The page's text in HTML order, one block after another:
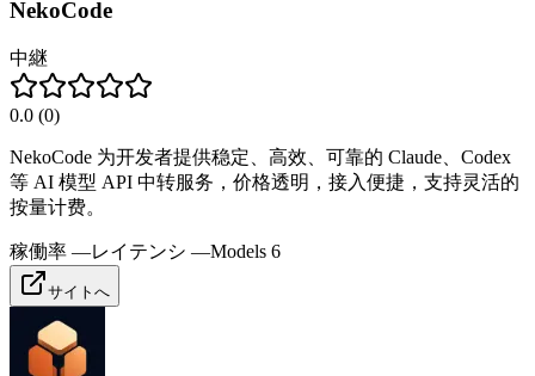
NekoCode
中継
0.0 (0)
NekoCode 为开发者提供稳定、高效、可靠的 Claude、Codex
等 AI 模型 API 中转服务，价格透明，接入便捷，支持灵活的
按量计费。
稼働率 —レイテンシ —Models 6
サイトへ